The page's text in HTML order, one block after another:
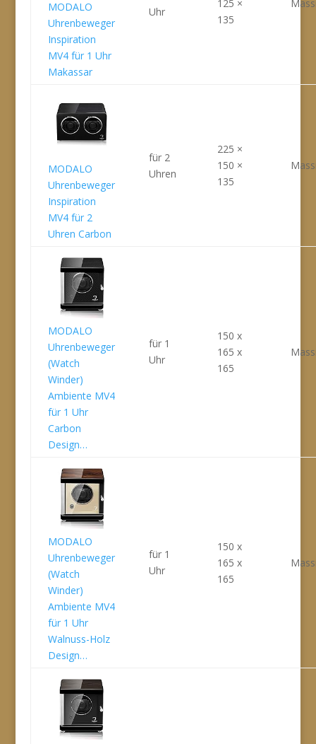
MODALO
Uhrenbeweger
Inspiration
MV4 für 1 Uhr
Makassar
Uhr
125 ×
135
MODALO
Uhrenbeweger
Inspiration
MV4 für 2
Uhren Carbon
für 2
Uhren
225 ×
150 ×
135
MODALO
Uhrenbeweger
(Watch
Winder)
Ambiente MV4
für 1 Uhr
Carbon
Design…
für 1
Uhr
150 x
165 x
165
MODALO
Uhrenbeweger
(Watch
Winder)
Ambiente MV4
für 1 Uhr
Walnuss-Holz
Design…
für 1
Uhr
150 x
165 x
165